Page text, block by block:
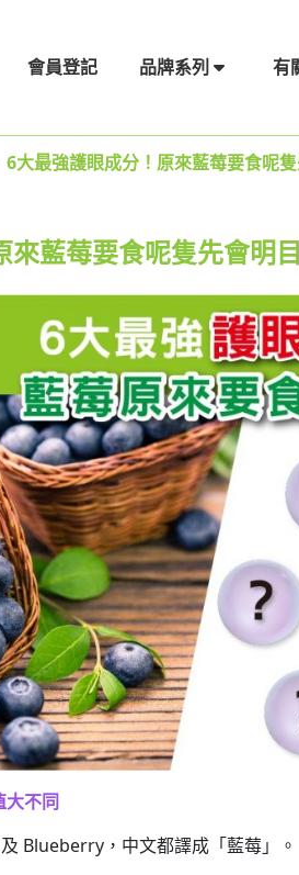
會員登記 品牌系列 有
6大最強護眼成分！原來藍莓要食呢隻
藍莓要食呢隻先會明
大不同
Blueberry，中文都譯成「藍莓」。